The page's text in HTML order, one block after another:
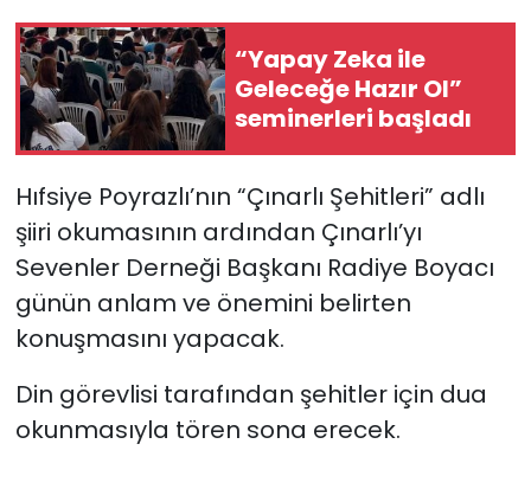
“Yapay Zeka ile
Geleceğe Hazır Ol”
seminerleri başladı
Hıfsiye Poyrazlı’nın “Çınarlı Şehitleri” adlı
şiiri okumasının ardından Çınarlı’yı
Sevenler Derneği Başkanı Radiye Boyacı
günün anlam ve önemini belirten
konuşmasını yapacak.
Din görevlisi tarafından şehitler için dua
okunmasıyla tören sona erecek.
YAŞAM
Yazarlar